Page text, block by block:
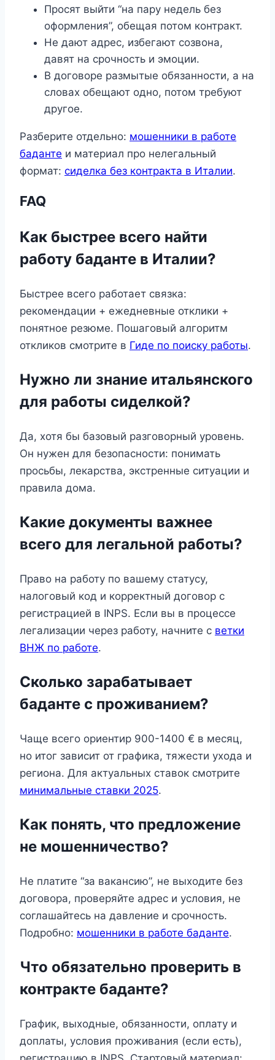
Просят выйти “на пару недель без
оформления”, обещая потом контракт.
Не дают адрес, избегают созвона,
давят на срочность и эмоции.
В договоре размытые обязанности, а на
словах обещают одно, потом требуют
другое.
Разберите отдельно: мошенники в работе
баданте и материал про нелегальный
формат: сиделка без контракта в Италии.
FAQ
Как быстрее всего найти
работу баданте в Италии?
Быстрее всего работает связка:
рекомендации + ежедневные отклики +
понятное резюме. Пошаговый алгоритм
откликов смотрите в Гиде по поиску работы.
Нужно ли знание итальянского
для работы сиделкой?
Да, хотя бы базовый разговорный уровень.
Он нужен для безопасности: понимать
просьбы, лекарства, экстренные ситуации и
правила дома.
Какие документы важнее
всего для легальной работы?
Право на работу по вашему статусу,
налоговый код и корректный договор с
регистрацией в INPS. Если вы в процессе
легализации через работу, начните с ветки
ВНЖ по работе.
Сколько зарабатывает
баданте с проживанием?
Чаще всего ориентир 900-1400 € в месяц,
но итог зависит от графика, тяжести ухода и
региона. Для актуальных ставок смотрите
минимальные ставки 2025.
Как понять, что предложение
не мошенничество?
Не платите “за вакансию”, не выходите без
договора, проверяйте адрес и условия, не
соглашайтесь на давление и срочность.
Подробно: мошенники в работе баданте.
Что обязательно проверить в
контракте баданте?
График, выходные, обязанности, оплату и
доплаты, условия проживания (если есть),